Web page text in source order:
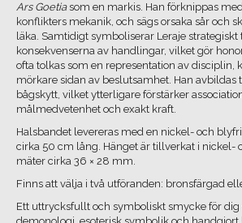
Ars Goetiasom en markis. Han förknippas
konflikters mekanik, och sägs orsaka sår och
läka. Samtidigt symboliserar Leraje strategiskt
konsekvenserna av handlingar, vilket gör
ofta tolkas som en representation av disciplin,
mörkare sidan av beslutsamhet. Han avbildas
bågskytt, vilket ytterligare förstärker
målmedvetenhet och exakt kraft.
Halsbandet levereras med en nickel- och
cirka 50 cm lång. Hänget är tillverkat i nickel-
mäter cirka 36 × 28 mm.
Finns att välja i två utföranden: bronsfärgad
Ett uttrycksfullt och symboliskt smycke för dig